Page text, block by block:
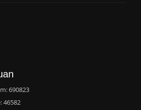
690823
46582